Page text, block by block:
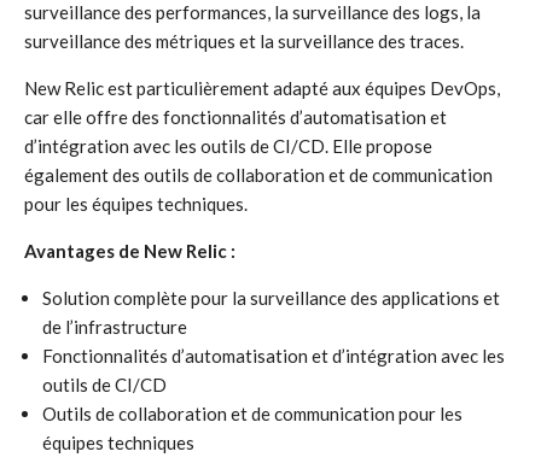
surveillance des performances, la surveillance des logs, la
surveillance des métriques et la surveillance des traces.
New Relic est particulièrement adapté aux équipes DevOps,
car elle offre des fonctionnalités d’automatisation et
d’intégration avec les outils de CI/CD. Elle propose
également des outils de collaboration et de communication
pour les équipes techniques.
Avantages de New Relic :
Solution complète pour la surveillance des applications et
de l’infrastructure
Fonctionnalités d’automatisation et d’intégration avec les
outils de CI/CD
Outils de collaboration et de communication pour les
équipes techniques